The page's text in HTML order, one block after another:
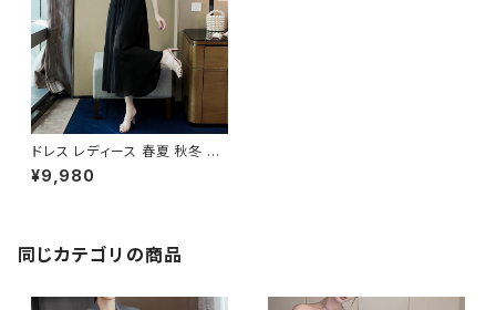
ドレス レディース 春夏 秋冬 春
夏 秋 冬 黒 ワンピース タイトワ
ンピース ドレスワンピース ミモ
結婚式 演奏会 二次会 ブラック
S M L XL 2XL 10代 20代 30
¥9,980
同じカテゴリの商品